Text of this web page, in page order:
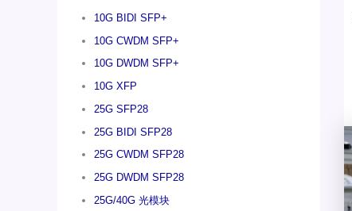
10G BIDI SFP+
10G CWDM SFP+
10G DWDM SFP+
10G XFP
25G SFP28
25G BIDI SFP28
25G CWDM SFP28
25G DWDM SFP28
25G/40G 光模块